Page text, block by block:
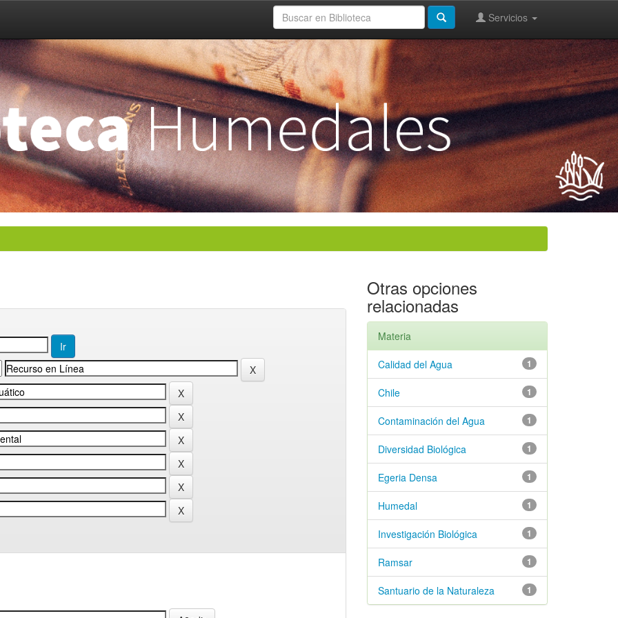
Servicios
Otras opciones
relacionadas
Materia
1
Calidad del Agua
1
Chile
1
Contaminación del Agua
1
Diversidad Biológica
1
Egeria Densa
1
Humedal
1
Investigación Biológica
1
Ramsar
1
Santuario de la Naturaleza